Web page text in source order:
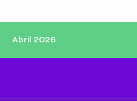
Abril 2026